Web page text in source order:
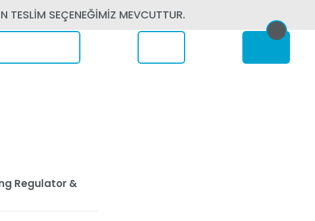
SEÇENEĞİMİZ MEVCUTTUR.
Regulator &